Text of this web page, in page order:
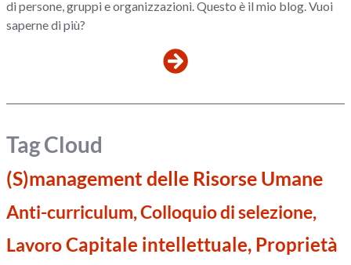
di persone, gruppi e organizzazioni. Questo è il mio blog. Vuoi
saperne di più?
Tag Cloud
(S)management delle Risorse Umane
Anti-curriculum, Colloquio di selezione,
LavoroCapitale intellettuale, Proprietà